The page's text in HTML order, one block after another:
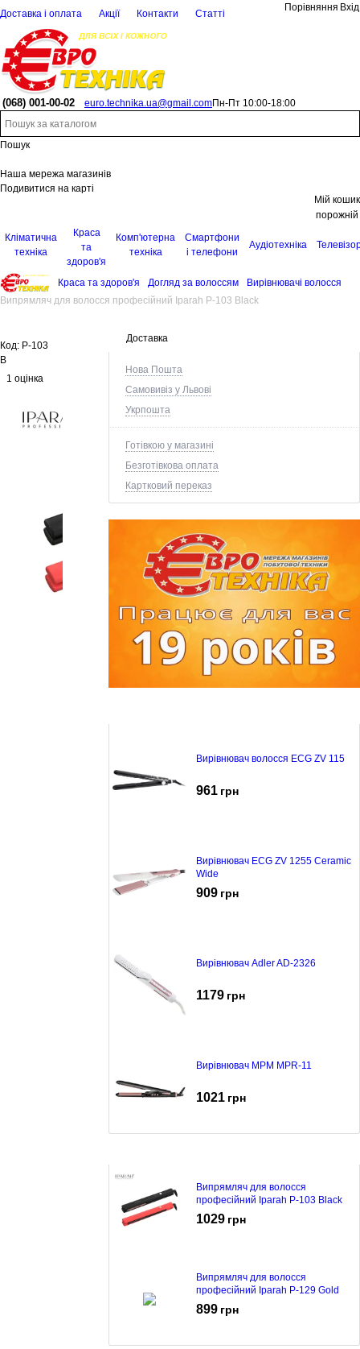
Доставка і оплата Акції Контакти Статті
Порівняння Вхід
(068) 001-00-02 euro.technika.ua@gmail.comПн-Пт 10:00-18:00
Пошук
Наша мережа магазинів
Подивитися на карті
Мій кошик
порожній
Кліматична
техніка
Краса
та
здоров'я
Комп'ютерна
техніка
Смартфони
і телефони
Аудіотехніка
Краса та здоров'я Догляд за волоссям
Вирівнювачі волосся
Випрямляч для волосся професійний Iparah P-103 Black
Доставка
Нова Пошта
Самовивіз у Львові
Укрпошта
Готівкою у магазині
Безготівкова оплата
Картковий переказ
Вирівнювач волосся ECG ZV 115
961 грн
Вирівнювач ECG ZV 1255 Ceramic
Wide
909 грн
Вирівнювач Adler AD-2326
1179 грн
Вирівнювач MPM MPR-11
1021 грн
Випрямляч для волосся
професійний Iparah P-103 Black
1029 грн
Випрямляч для волосся
професійний Iparah P-129 Gold
899 грн
Код: P-103
B
1 оцінка